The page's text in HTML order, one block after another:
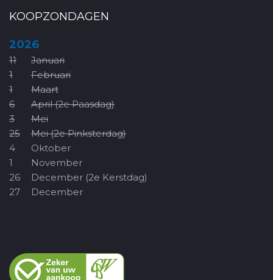
KOOPZONDAGEN
2026
11
Januari
1
Februari
1
Maart
6
April (2e Paasdag)
3
Mei
25
Mei (2e Pinksterdag)
4
Oktober
1
November
26
December (2e Kerstdag)
27
December